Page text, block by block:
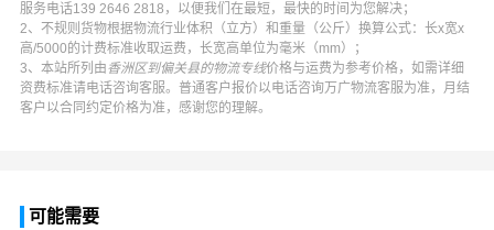
服务电话139 2646 2818 ，以便我们在最短，最快的时间为您解决；
2、不规则货物根据物流行业体积（立方）和重量（公斤）换算公式：长x宽x
高/5000的计费标准收取运费，长宽高单位为毫米（mm）；
3、本站所列由香洲区到偏关县的物流专线价格与运费为参考价格，如需详细
资费标准请电话咨询客服。普通客户报价以电话咨询万广物流客服为准，月结
客户以合同约定价格为准，感谢您的理解。
可能需要